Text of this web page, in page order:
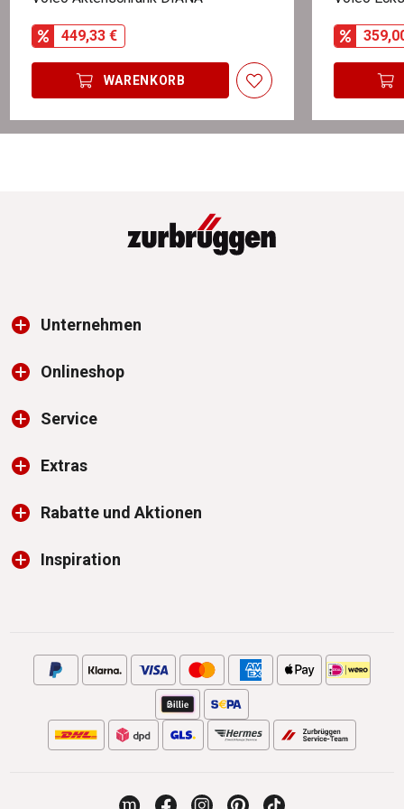
449,33 €
WARENKORB
Unternehmen
Onlineshop
Service
Extras
Rabatte und Aktionen
Inspiration